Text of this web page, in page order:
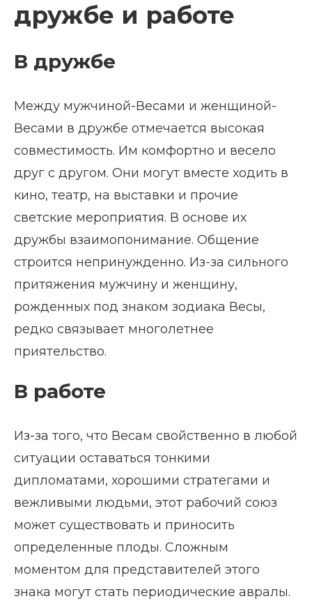
дружбе и работе
В дружбе
Между мужчиной-Весами и женщиной-
Весами в дружбе отмечается высокая
совместимость. Им комфортно и весело
друг с другом. Они могут вместе ходить в
кино, театр, на выставки и прочие
светские мероприятия. В основе их
дружбы взаимопонимание. Общение
строится непринужденно. Из-за сильного
притяжения мужчину и женщину,
рожденных под знаком зодиака Весы,
редко связывает многолетнее
приятельство.
В работе
Из-за того, что Весам свойственно в любой
ситуации оставаться тонкими
дипломатами, хорошими стратегами и
вежливыми людьми, этот рабочий союз
может существовать и приносить
определенные плоды. Сложным
моментом для представителей этого
знака могут стать периодические авралы.